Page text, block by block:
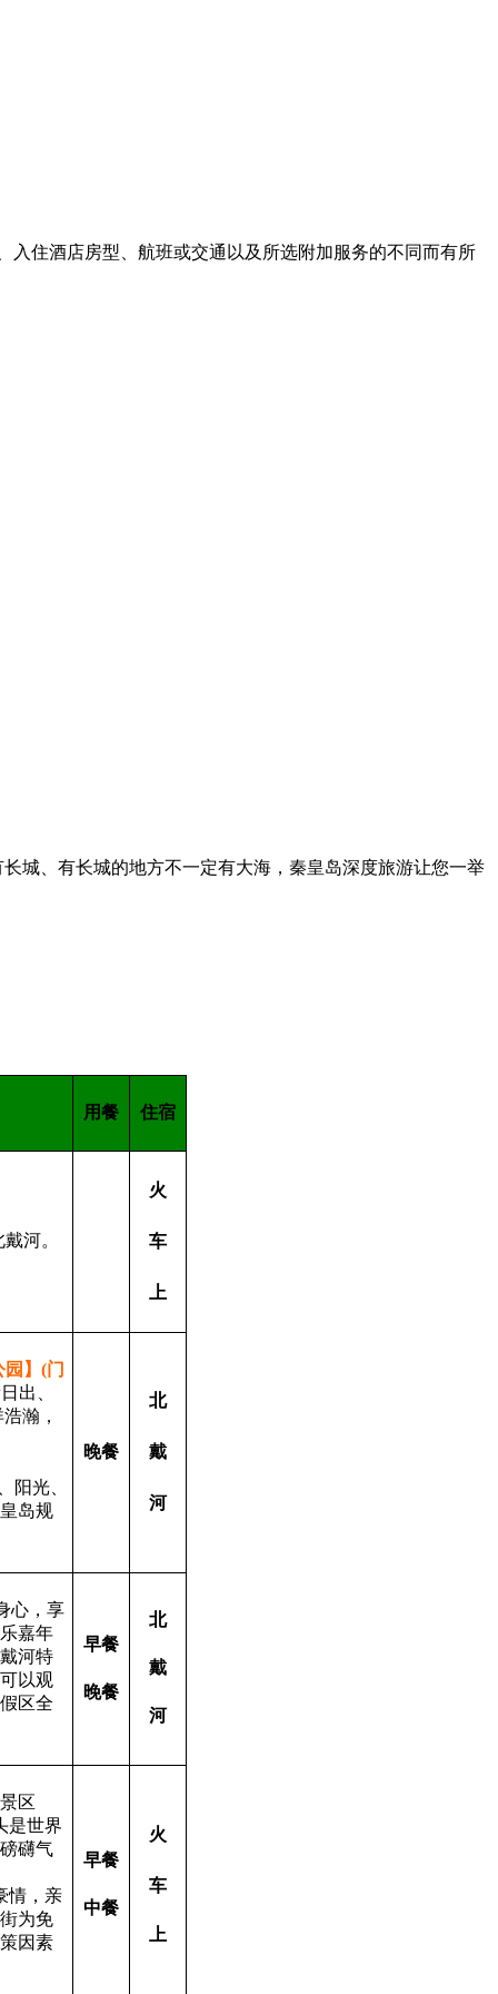
住酒店房型、航班或交通以及所选附加服务的不同而有所
城、有长城的地方不一定有大海，秦皇岛深度旅游让您一举
用餐 住宿
河。
火
车
上
】 (门
出、
瀚 ，
阳光、
岛规
晚餐
北
戴
河
心，享
嘉年
河特
以观
区全
早餐
晚餐
北
戴
河
区
是世界
礴气
情，亲
为免
因素
早餐
中餐
火
车
上